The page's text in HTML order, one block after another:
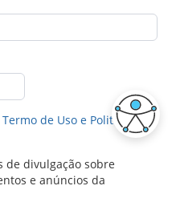
Termo de Uso e Politica de
de divulgação sobre
e anúncios da